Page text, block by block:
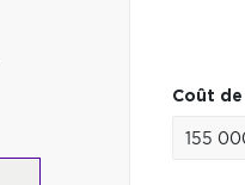
Coût